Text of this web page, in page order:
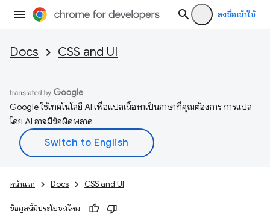
ลงชื่อเข้าใช้
Docs CSS and UI
Google ใช้เทคโนโลยี AI เพื่อแปลเนื้อหาเป็นภาษาที่คุณต้องการ การแปล
โดย AI อาจมีข้อผิดพลาด
หน้าแรก Docs CSS and UI
ข้อมูลนี้มีประโยชน์ไหม